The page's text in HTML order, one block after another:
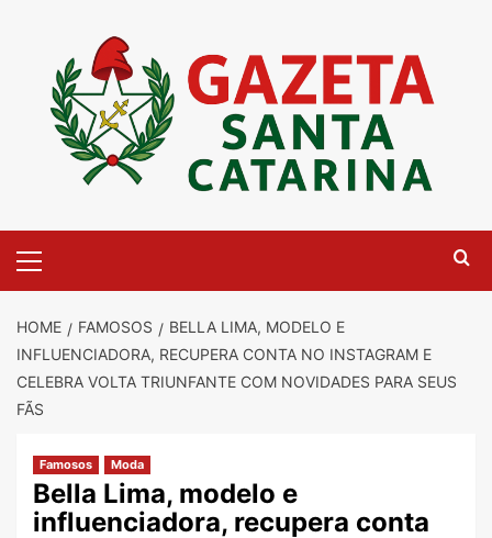
content
Menu
HOME FAMOSOS
BELLA LIMA, MODELO E
INFLUENCIADORA, RECUPERA CONTA NO INSTAGRAM E
CELEBRA VOLTA TRIUNFANTE COM NOVIDADES PARA SEUS
FÃS
Famosos Moda
Bella Lima, modelo e
influenciadora, recupera conta